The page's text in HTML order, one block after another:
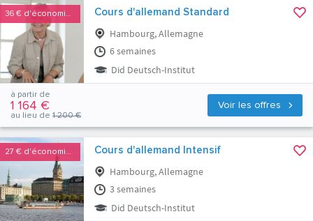
36 € d'économies Cours d'allemand Standard
Hambourg, Allemagne
6 semaines
Did Deutsch-Institut
Voir les offres
à partir de
1 164 €
au lieu de 1 200 €
27 € d'économies Cours d'allemand Intensif
Hambourg, Allemagne
3 semaines
Did Deutsch-Institut